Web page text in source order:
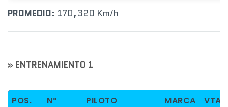
PROMEDIO: 170,320 Km/h
» ENTRENAMIENTO 1
POS. Nº PILOTO MARCA VTAS